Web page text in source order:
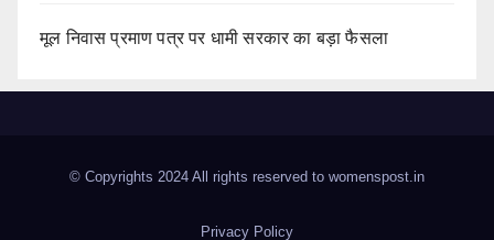
मूल निवास प्रमाण पत्र पर धामी सरकार का बड़ा फैसला
© Copyrights 2024 All rights reserved to womenspost.in
Privacy Policy